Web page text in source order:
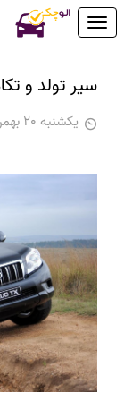
Toggle
سیر تولد و
يكشنبه 20 بهمن 1398 | 10:49